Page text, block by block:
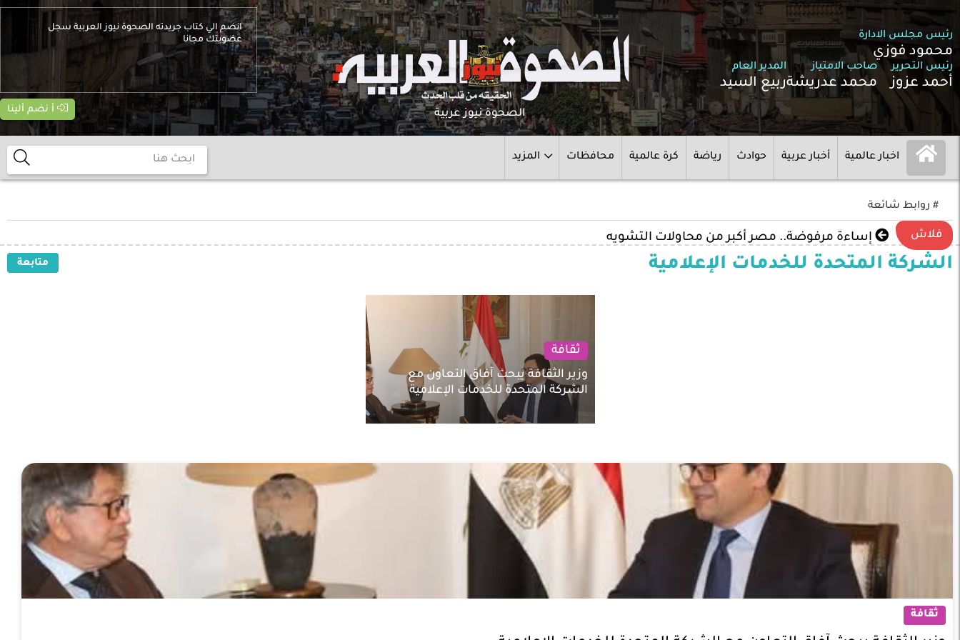
رئيس مجلس الادارة
محمود فوزي
رئيس التحرير
أحمد عزوز
صاحب الامتياز
محمد عدريشة
المدير العام
ربيع السيد
الصحوة نيوز عربية
انضم الي كتاب جريدته الصحوة نيوز العربية سجل
عضويتك مجانا
أ نضم ألينا
اخبار عالمية أخبار عربية حوادث رياضة كرة عالمية محافظات المزيد
# روابط شائعة
فلاش إساءة مرفوضة.. مصر أكبر من محاولات التشويه
الشركة المتحدة للخدمات الإعلامية متابعة
ثقافة
وزير الثقافة يبحث آفاق التعاون مع
الشركة المتحدة للخدمات الإعلامية
ثقافة